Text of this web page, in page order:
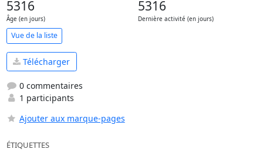
5316
Âge (en jours)
5316
Dernière activité (en jours)
Vue de la liste
Télécharger
0 commentaires
1 participants
Ajouter aux marque-pages
ÉTIQUETTES